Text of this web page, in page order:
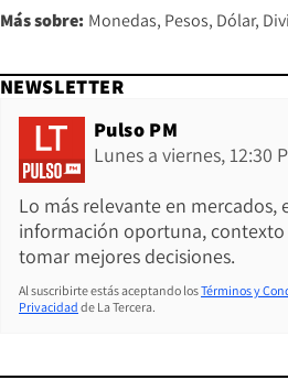
Más sobre: Monedas Pesos Dólar
NEWSLETTER
Pulso PM
Lunes a viernes, 12:30
Lo más relevante en mercados,
información oportuna,
tomar mejores decisiones.
Al suscribirte estás aceptando losTérminos y
Privacidad de La Tercera.